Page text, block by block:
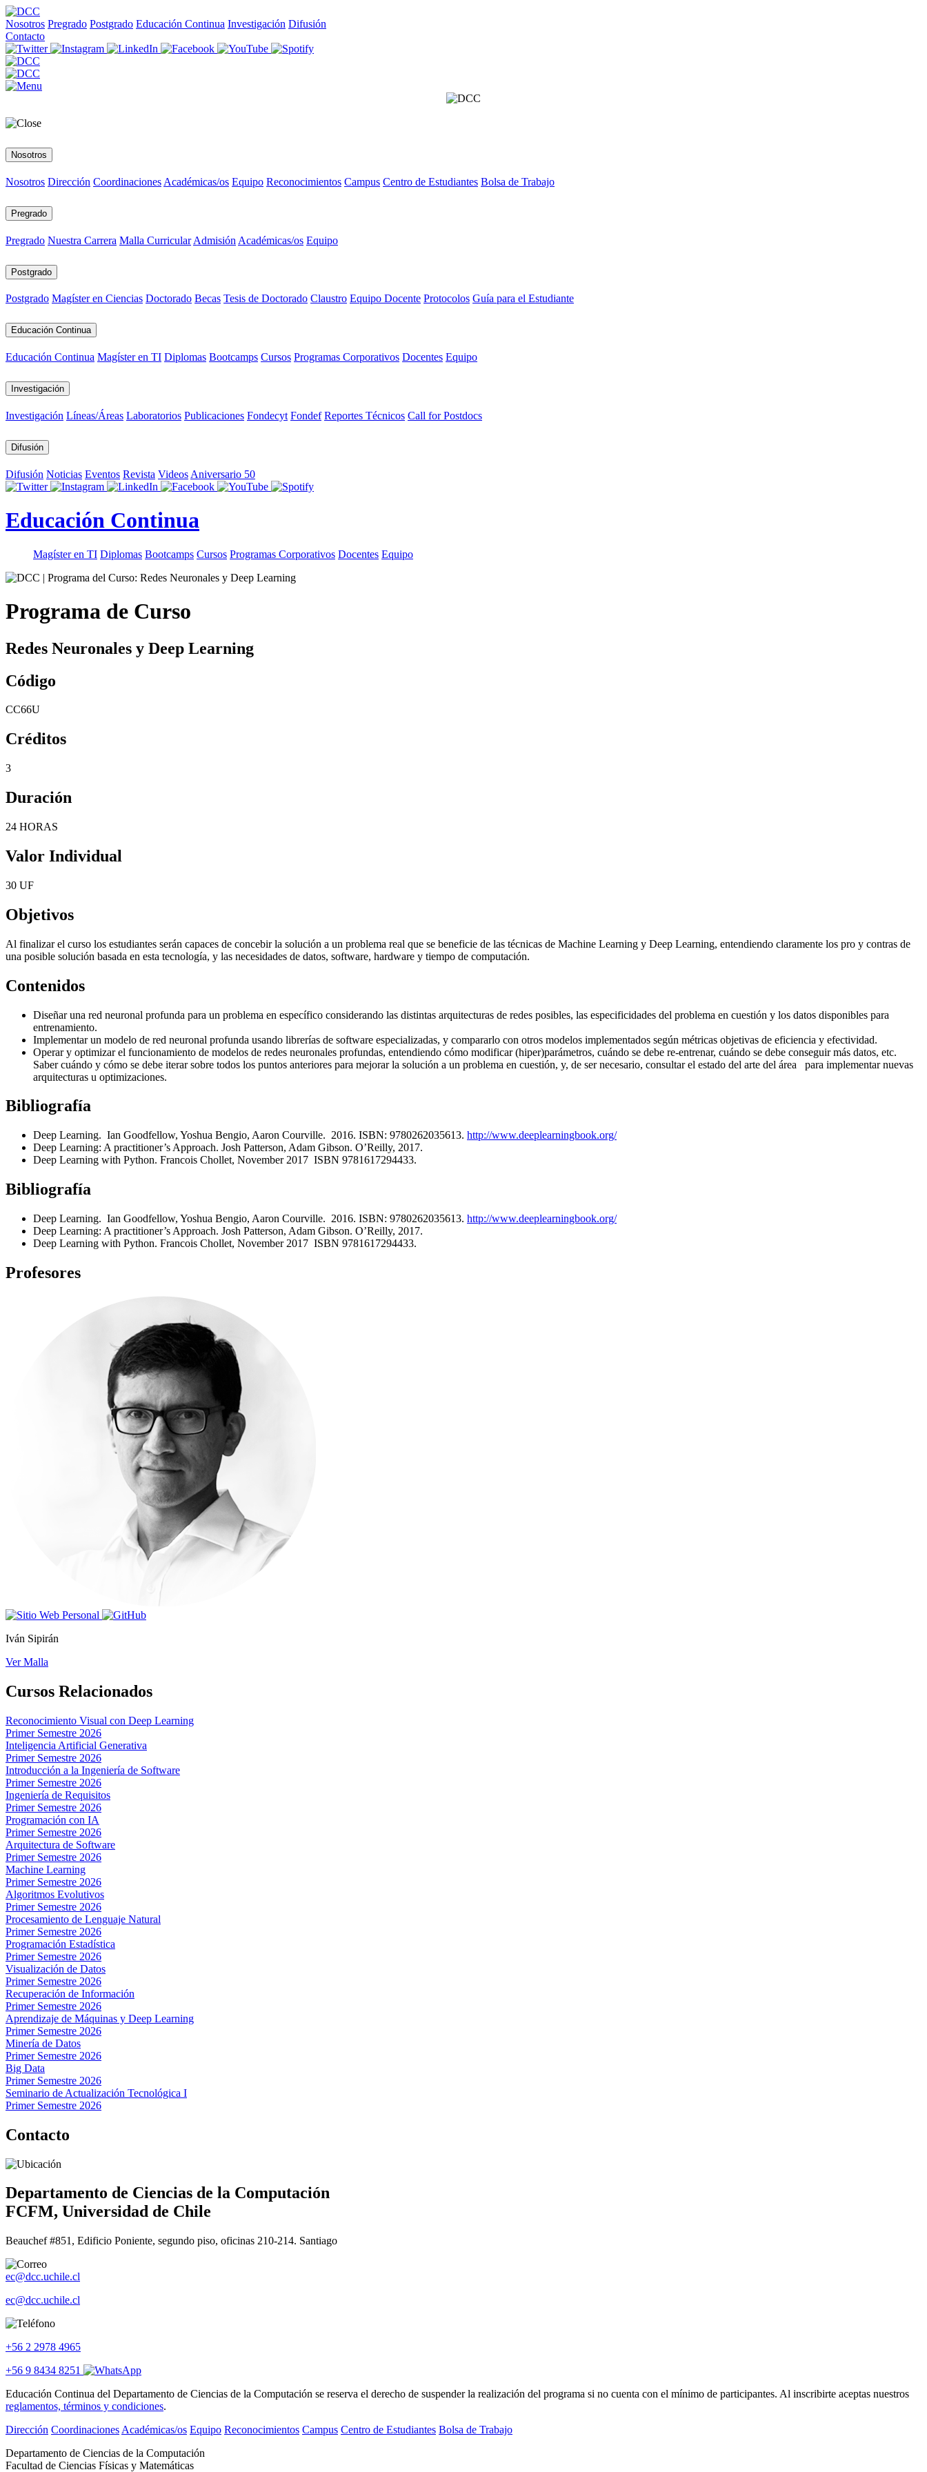
Nosotros Pregrado Postgrado Educación Continua Investigación Difusión
Contacto
Nosotros
Nosotros Dirección Coordinaciones Académicas/os Equipo Reconocimientos Campus Centro de Estudiantes Bolsa de Trabajo
Pregrado
Pregrado Nuestra Carrera Malla Curricular Admisión Académicas/os Equipo
Postgrado
Postgrado Magíster en Ciencias Doctorado Becas Tesis de Doctorado Claustro Equipo Docente Protocolos Guía para el Estudiante
Educación Continua
Educación Continua Magíster en TI Diplomas Bootcamps Cursos Programas Corporativos Docentes Equipo
Investigación
Investigación Líneas/Áreas Laboratorios Publicaciones Fondecyt Fondef Reportes Técnicos Call for Postdocs
Difusión
Difusión Noticias Eventos Revista Videos Aniversario 50
Educación Continua
Magíster en TI Diplomas Bootcamps Cursos Programas Corporativos Docentes Equipo
Programa de Curso
Redes Neuronales y Deep Learning
Código
CC66U
Créditos
3
Duración
24 HORAS
Valor Individual
30 UF
Objetivos
Al finalizar el curso los estudiantes serán capaces de concebir la solución a un problema real que se beneficie de las técnicas de Machine Learning y Deep Learning, entendiendo claramente los pro y contras de
una posible solución basada en esta tecnología, y las necesidades de datos, software, hardware y tiempo de computación.
Contenidos
Diseñar una red neuronal profunda para un problema en específico considerando las distintas arquitecturas de redes posibles, las especificidades del problema en cuestión y los datos disponibles para
entrenamiento.
Implementar un modelo de red neuronal profunda usando librerías de software especializadas, y compararlo con otros modelos implementados según métricas objetivas de eficiencia y efectividad.
Operar y optimizar el funcionamiento de modelos de redes neuronales profundas, entendiendo cómo modificar (hiper)parámetros, cuándo se debe re-entrenar, cuándo se debe conseguir más datos, etc.
Saber cuándo y cómo se debe iterar sobre todos los puntos anteriores para mejorar la solución a un problema en cuestión, y, de ser necesario, consultar el estado del arte del área para implementar nuevas
arquitecturas u optimizaciones.
Bibliografía
Deep Learning. Ian Goodfellow, Yoshua Bengio, Aaron Courville. 2016. ISBN: 9780262035613. http://www.deeplearningbook.org/
Deep Learning: A practitioner’s Approach. Josh Patterson, Adam Gibson. O’Reilly, 2017.
Deep Learning with Python. Francois Chollet, November 2017 ISBN 9781617294433.
Bibliografía
Deep Learning. Ian Goodfellow, Yoshua Bengio, Aaron Courville. 2016. ISBN: 9780262035613. http://www.deeplearningbook.org/
Deep Learning: A practitioner’s Approach. Josh Patterson, Adam Gibson. O’Reilly, 2017.
Deep Learning with Python. Francois Chollet, November 2017 ISBN 9781617294433.
Profesores
Iván Sipirán
Ver Malla
Cursos Relacionados
Reconocimiento Visual con Deep Learning
Primer Semestre 2026
Inteligencia Artificial Generativa
Primer Semestre 2026
Introducción a la Ingeniería de Software
Primer Semestre 2026
Ingeniería de Requisitos
Primer Semestre 2026
Programación con IA
Primer Semestre 2026
Arquitectura de Software
Primer Semestre 2026
Machine Learning
Primer Semestre 2026
Algoritmos Evolutivos
Primer Semestre 2026
Procesamiento de Lenguaje Natural
Primer Semestre 2026
Programación Estadística
Primer Semestre 2026
Visualización de Datos
Primer Semestre 2026
Recuperación de Información
Primer Semestre 2026
Aprendizaje de Máquinas y Deep Learning
Primer Semestre 2026
Minería de Datos
Primer Semestre 2026
Big Data
Primer Semestre 2026
Seminario de Actualización Tecnológica I
Primer Semestre 2026
Contacto
Departamento de Ciencias de la Computación
FCFM, Universidad de Chile
Beauchef #851, Edificio Poniente, segundo piso, oficinas 210-214. Santiago
ec@dcc.uchile.cl
ec@dcc.uchile.cl
+56 2 2978 4965
+56 9 8434 8251
Educación Continua del Departamento de Ciencias de la Computación se reserva el derecho de suspender la realización del programa si no cuenta con el mínimo de participantes. Al inscribirte aceptas nuestros
reglamentos, términos y condiciones.
Dirección Coordinaciones Académicas/os Equipo Reconocimientos Campus Centro de Estudiantes Bolsa de Trabajo
Departamento de Ciencias de la Computación
Facultad de Ciencias Físicas y Matemáticas